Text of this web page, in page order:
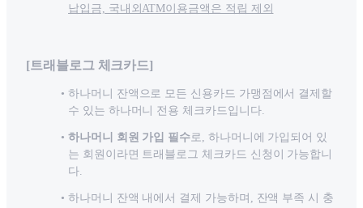
납입금, 국내외ATM이용금액은 적립 제외
[트래블로그 체크카드]
하나머니 잔액으로 모든 신용카드 가맹점에서 결제할
수 있는 하나머니 전용 체크카드입니다.
하나머니 회원 가입 필수로, 하나머니에 가입되어 있
는 회원이라면 트래블로그 체크카드 신청이 가능합니
다.
하나머니 잔액 내에서 결제 가능하며, 잔액 부족 시 충